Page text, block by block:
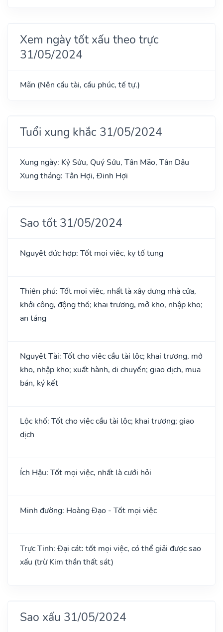
Xem ngày tốt xấu theo trực
31/05/2024
Mãn (Nên cầu tài, cầu phúc, tế tự.)
Tuổi xung khắc 31/05/2024
Xung ngày: Kỷ Sửu, Quý Sửu, Tân Mão, Tân Dậu
Xung tháng: Tân Hợi, Đinh Hợi
Sao tốt 31/05/2024
Nguyệt đức hợp: Tốt mọi việc, kỵ tố tụng
Thiên phú: Tốt mọi việc, nhất là xây dựng nhà cửa,
khởi công, động thổ; khai trương, mở kho, nhập kho;
an táng
Nguyệt Tài: Tốt cho việc cầu tài lộc; khai trương, mở
kho, nhập kho; xuất hành, di chuyển; giao dịch, mua
bán, ký kết
Lộc khố: Tốt cho việc cầu tài lộc; khai trương; giao
dịch
Ích Hậu: Tốt mọi việc, nhất là cưới hỏi
Minh đường: Hoàng Đạo - Tốt mọi việc
Trực Tinh: Đại cát: tốt mọi việc, có thể giải được sao
xấu (trừ Kim thần thất sát)
Sao xấu 31/05/2024